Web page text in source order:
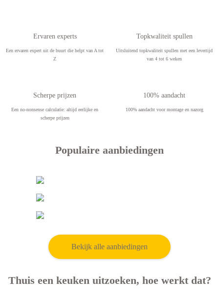
Ervaren experts
Een ervaren expert uit de buurt die helpt van A tot
Z
Topkwaliteit spullen
Uitsluitend topkwaliteit spullen met een levertijd
van 4 tot 6 weken
Scherpe prijzen
Een no-nonsense calculatie: altijd eerlijke en
scherpe prijzen
100% aandacht
100% aandacht voor montage en nazorg
Populaire aanbiedingen
5.250,-
Bekijk alle aanbiedingen
Thuis een keuken uitzoeken, hoe werkt dat?